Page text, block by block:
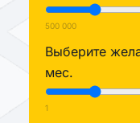
500 000
Выберите
мес.
1